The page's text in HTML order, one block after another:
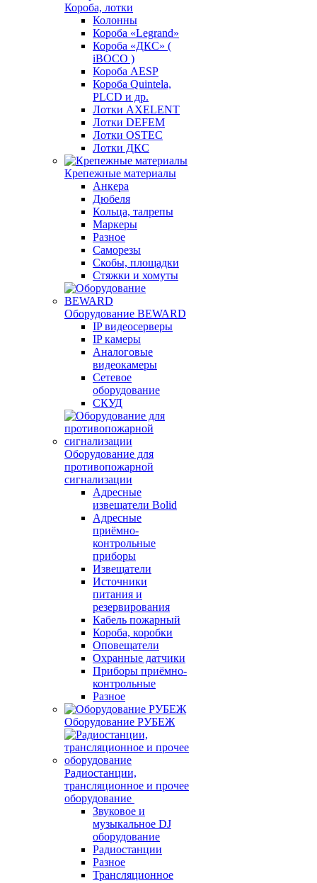
Короба, лотки
Колонны
Короба «Legrand»
Короба «ДКС» (
iBOCO )
Короба AESP
Короба Quintela,
PLCD и др.
Лотки AXELENT
Лотки DEFEM
Лотки OSTEC
Лотки ДКС
Крепежные материалы
Анкера
Дюбеля
Кольца, талрепы
Маркеры
Разное
Саморезы
Скобы, площадки
Стяжки и хомуты
Оборудование BEWARD
IP видеосерверы
IP камеры
Аналоговые
видеокамеры
Сетевое
оборудование
СКУД
Оборудование для
противопожарной
сигнализации
Адресные
извещатели Bolid
Адресные
приёмно-
контрольные
приборы
Извещатели
Источники
питания и
резервирования
Кабель пожарный
Короба, коробки
Оповещатели
Охранные датчики
Приборы приёмно-
контрольные
Разное
Оборудование РУБЕЖ
Радиостанции,
трансляционное и прочее
оборудование
Звуковое и
музыкальное DJ
оборудование
Радиостанции
Разное
Трансляционное